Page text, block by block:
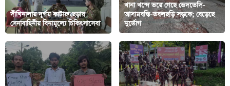
দীঘিনালার দূর্গম কাটারুংছড়ায়
সেনাবাহিনীর বিনামূল্যে চিকিৎসাসেবা
খানা খন্দে ভরে গেছে ভেদভেদি-
আসামবস্তি-তবলছড়ি সড়কে; বেড়েছে
দুর্ভোগ